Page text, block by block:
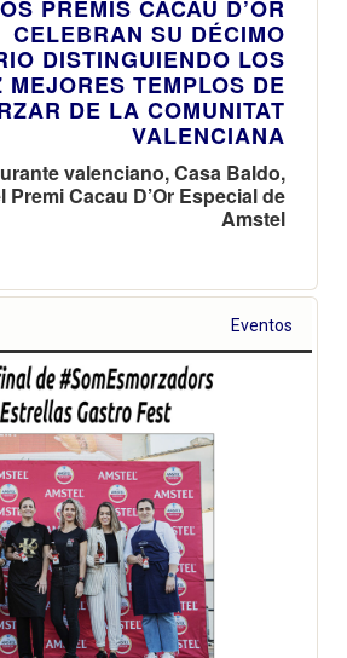
PREMIS CACAU D’OR
CELEBRAN SU DÉCIMO
DISTINGUIENDO LOS
MEJORES TEMPLOS DE
DE LA COMUNITAT
VALENCIANA
valenciano, Casa Baldo,
Premi Cacau D’Or Especial de
Amstel
Eventos